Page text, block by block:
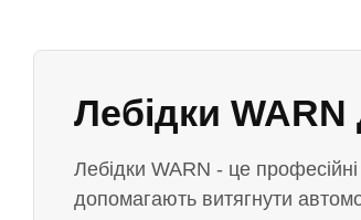
Лебідки
Лебідки WARN - це
допомагають витягнути